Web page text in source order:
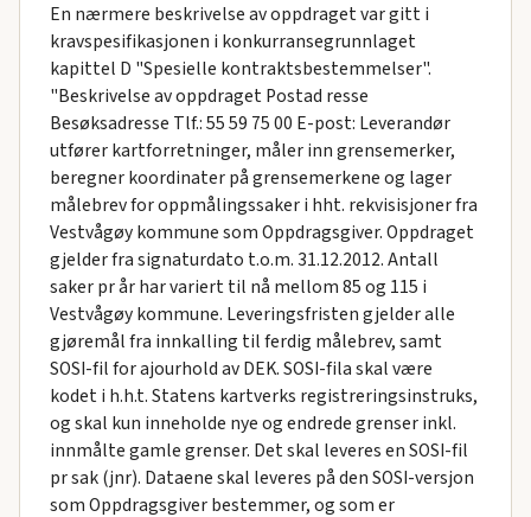
En nærmere beskrivelse av oppdraget var gitt i
kravspesifikasjonen i konkurransegrunnlaget
kapittel D "Spesielle kontraktsbestemmelser".
"Beskrivelse av oppdraget Postad resse
Besøksadresse Tlf.: 55 59 75 00 E-post: Leverandør
utfører kartforretninger, måler inn grensemerker,
beregner koordinater på grensemerkene og lager
målebrev for oppmålingssaker i hht. rekvisisjoner fra
Vestvågøy kommune som Oppdragsgiver. Oppdraget
gjelder fra signaturdato t.o.m. 31.12.2012. Antall
saker pr år har variert til nå mellom 85 og 115 i
Vestvågøy kommune. Leveringsfristen gjelder alle
gjøremål fra innkalling til ferdig målebrev, samt
SOSI-fil for ajourhold av DEK. SOSI-fila skal være
kodet i h.h.t. Statens kartverks registreringsinstruks,
og skal kun inneholde nye og endrede grenser inkl.
innmålte gamle grenser. Det skal leveres en SOSI-fil
pr sak (jnr). Dataene skal leveres på den SOSI-versjon
som Oppdragsgiver bestemmer, og som er